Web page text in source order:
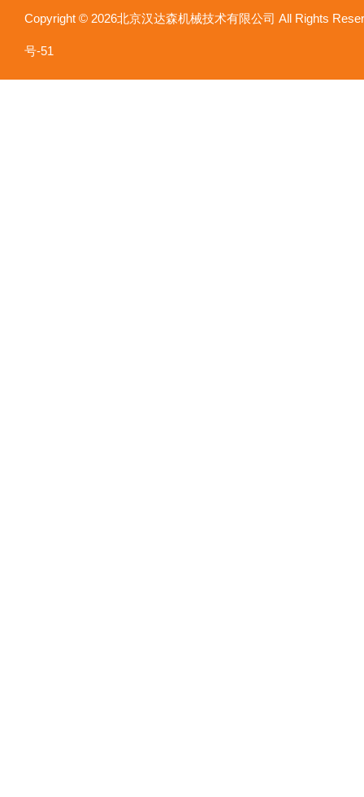
Copyright © 2026北京汉达森机械技术有限公司 All Rights
号-51